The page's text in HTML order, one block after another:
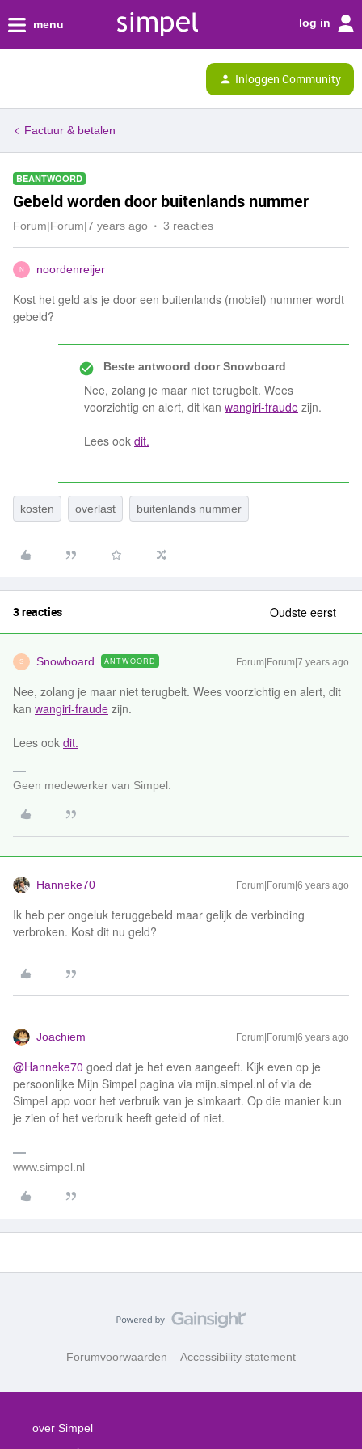
menu log in
Inloggen Community
Factuur & betalen
BEANTWOORD
Gebeld worden door buitenlands nummer
Forum|Forum|7 years ago 3 reacties
N noordenreijer
Kost het geld als je door een buitenlands (mobiel) nummer wordt
gebeld?
Beste antwoord doorSnowboard
Nee, zolang je maar niet terugbelt. Wees
voorzichtig en alert, dit kan wangiri-fraude zijn.
Lees ook dit.
kosten overlast buitenlands nummer
3 reacties Oudste eerst
S Snowboard ANTWOORD Forum|Forum|7 years ago
Nee, zolang je maar niet terugbelt. Wees voorzichtig en alert, dit
kan wangiri-fraude zijn.
Lees ook dit.
Geen medewerker van Simpel.
Hanneke70 Forum|Forum|6 years ago
Ik heb per ongeluk teruggebeld maar gelijk de verbinding
verbroken. Kost dit nu geld?
Joachiem Forum|Forum|6 years ago
@Hanneke70 goed dat je het even aangeeft. Kijk even op je
persoonlijke Mijn Simpel pagina via mijn.simpel.nl of via de
Simpel app voor het verbruik van je simkaart. Op die manier kun
je zien of het verbruik heeft geteld of niet.
www.simpel.nl
Forumvoorwaarden Accessibility statement
over Simpel